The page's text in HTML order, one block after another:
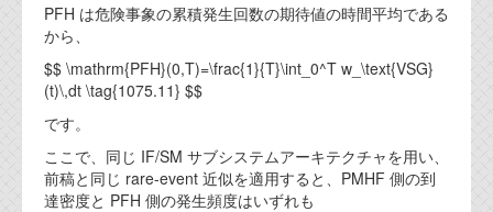
PFH は危険事象の累積発生回数の期待値の時間平均である
から、
$$ \mathrm{PFH}(0,T)=\frac{1}{T}\int_0^T w_\text{VSG}
(t)\,dt \tag{1075.11} $$
です。
ここで、同じ IF/SM サブシステムアーキテクチャを用い、
前稿と同じ rare-event 近似を適用すると、PMHF 側の到
達密度と PFH 側の発生頻度はいずれも